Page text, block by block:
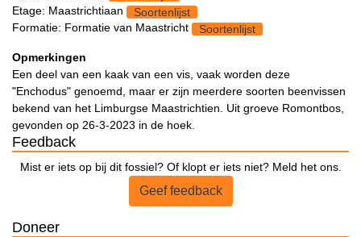
Etage: Maastrichtiaan
Soortenlijst
Formatie: Formatie van Maastricht
Soortenlijst
Opmerkingen
Een deel van een kaak van een vis, vaak worden deze
"Enchodus" genoemd, maar er zijn meerdere soorten beenvissen
bekend van het Limburgse Maastrichtien. Uit groeve Romontbos,
gevonden op 26-3-2023 in de hoek.
Feedback
Mist er iets op bij dit fossiel? Of klopt er iets niet? Meld het ons.
Geef feedback
Doneer